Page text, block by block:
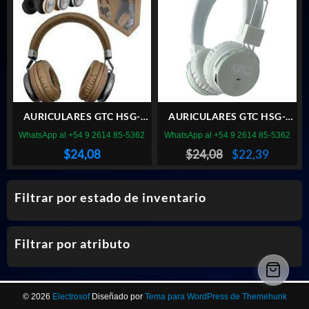
Filtrar por estado de inventario
Filtrar por atributo
$8,40.$7,83.
AURICULARES GTC HSG-
178B BLUETOOTH VINTAGE
$24,08
WhatsApp al +54 9 2614 85-5362
AURICULARES GTC HSG-
180B BLUETOOTH BLANCO
$24,08
El
precio
original
$22,39El
precio
actual
WhatsApp al +54 9 2614 85-5362
© 2026 Electrosof Diseñado por Tema para WordPress de Themehunk